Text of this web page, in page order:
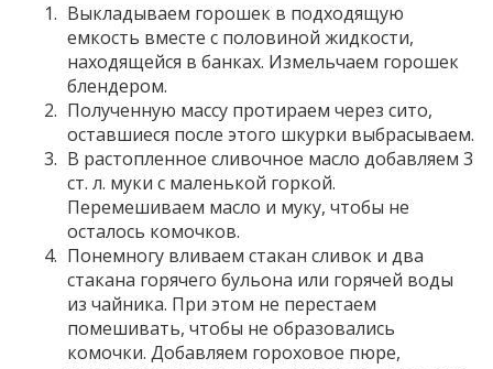
Выкладываем горошек в подходящую
емкость вместе с половиной жидкости,
находящейся в банках. Измельчаем горошек
блендером.
Полученную массу протираем через сито,
оставшиеся после этого шкурки выбрасываем.
В растопленное сливочное масло добавляем 3
ст. л. муки с маленькой горкой.
Перемешиваем масло и муку, чтобы не
осталось комочков.
Понемногу вливаем стакан сливок и два
стакана горячего бульона или горячей воды
из чайника. При этом не перестаем
помешивать, чтобы не образовались
комочки. Добавляем гороховое пюре,